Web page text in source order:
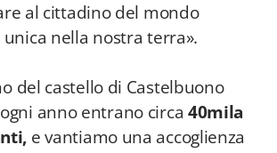
al cittadino del mondo
unica nella nostra terra».
del castello di Castelbuono
anno entrano circa 40mila
e vantiamo una accoglienza